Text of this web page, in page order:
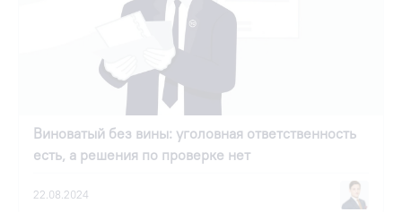
Виноватый без вины: уголовная ответственность
есть, а решения по проверке нет
22.08.2024